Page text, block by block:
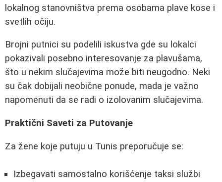
lokalnog stanovništva prema osobama plave kose i
svetlih očiju.
Brojni putnici su podelili iskustva gde su lokalci
pokazivali posebno interesovanje za plavušama,
što u nekim slučajevima može biti neugodno. Neki
su čak dobijali neobične ponude, mada je važno
napomenuti da se radi o izolovanim slučajevima.
Praktični Saveti za Putovanje
Za žene koje putuju u Tunis preporučuje se:
Izbegavati samostalno korišćenje taksi službi